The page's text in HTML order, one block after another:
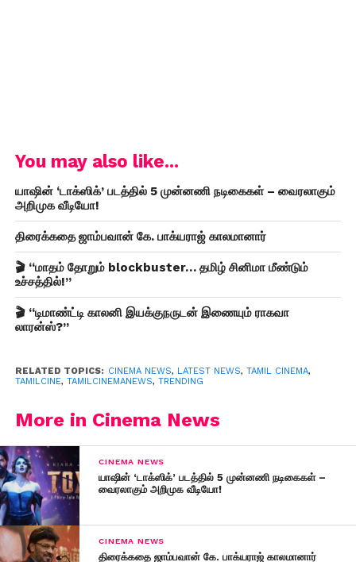
You may also like...
யாஷின் ‘டாக்ஸிக்’ படத்தில் 5 முன்னணி நடிகைகள் – வைரலாகும்
அறிமுக வீடியோ!
திரைக்கதை ஜாம்பவான் கே. பாக்யராஜ் காலமானார்
🎬 “மாதம் தோறும் blockbuster… தமிழ் சினிமா மீண்டும்
உச்சத்தில்!”
🎬 “டிமாண்ட்டி காலனி இயக்குநருடன் இணையும் ராகவா
லாரன்ஸ்?”
RELATED TOPICS: CINEMA NEWS, LATEST NEWS, TAMIL CINEMA,
TAMILCINE, TAMILCINEMANEWS, TRENDING
More in Cinema News
CINEMA NEWS
யாஷின் ‘டாக்ஸிக்’ படத்தில் 5 முன்னணி நடிகைகள் –
வைரலாகும் அறிமுக வீடியோ!
CINEMA NEWS
திரைக்கதை ஜாம்பவான் கே. பாக்யராஜ் காலமானார்